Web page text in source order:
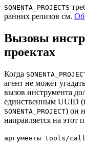
SONENTA_PROJECTS
ранних релизов см.
Вызовы
проектах
Когда
агент не может
вызов инструмента
единственным UUID
SONENTA_PROJECT) он
направляется на этот
аргументы tools/call